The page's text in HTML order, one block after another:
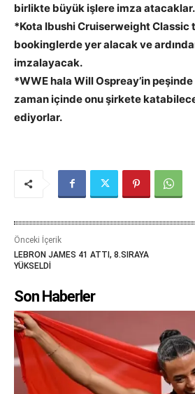
birlikte büyük işlere imza atacaklar.
*Kota Ibushi Cruiserweight Classic
bookinglerde yer alacak ve
imzalayacak.
*WWE hala Will Ospreay’in
zaman içinde onu şirkete
ediyorlar.
Önceki İçerik
LEBRON JAMES 41 ATTI, 8.SIRAYA
YÜKSELDİ
Son Haberler